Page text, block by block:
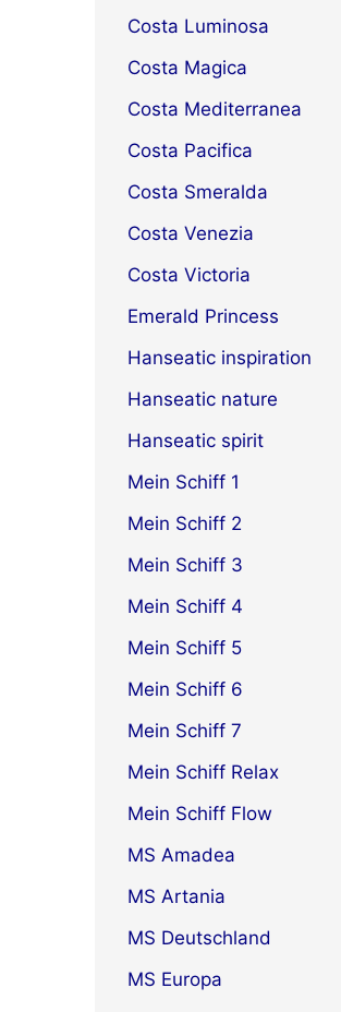
Costa Luminosa
Costa Magica
Costa Mediterranea
Costa Pacifica
Costa Smeralda
Costa Venezia
Costa Victoria
Emerald Princess
Hanseatic inspiration
Hanseatic nature
Hanseatic spirit
Mein Schiff 1
Mein Schiff 2
Mein Schiff 3
Mein Schiff 4
Mein Schiff 5
Mein Schiff 6
Mein Schiff 7
Mein Schiff Relax
Mein Schiff Flow
MS Amadea
MS Artania
MS Deutschland
MS Europa